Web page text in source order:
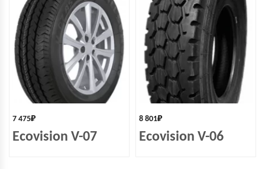
7 475₽
Ecovision V-07
8 801₽
Ecovision V-06